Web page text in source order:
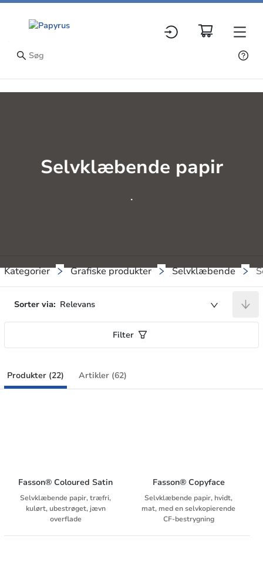
Selvklæbende papir
.
Kategorier Grafiske produkter Selvklæbende
Sorter via: Relevans
Filter
Produkter (22) Artikler (62)
Fasson® Coloured Satin
Selvklæbende papir, træfri,
kulørt, ubestrøget, jævn
overflade
Fasson® Copyface
Selvklæbende papir, hvidt,
mat, med en selvkopierende
CF-bestrygning